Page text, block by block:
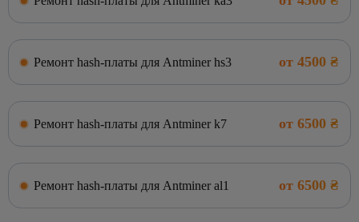
Ремонт hash-платы для Antminer hs3 от 4500 ₴
Ремонт hash-платы для Antminer k7 от 6500 ₴
Ремонт hash-платы для Antminer al1 от 6500 ₴